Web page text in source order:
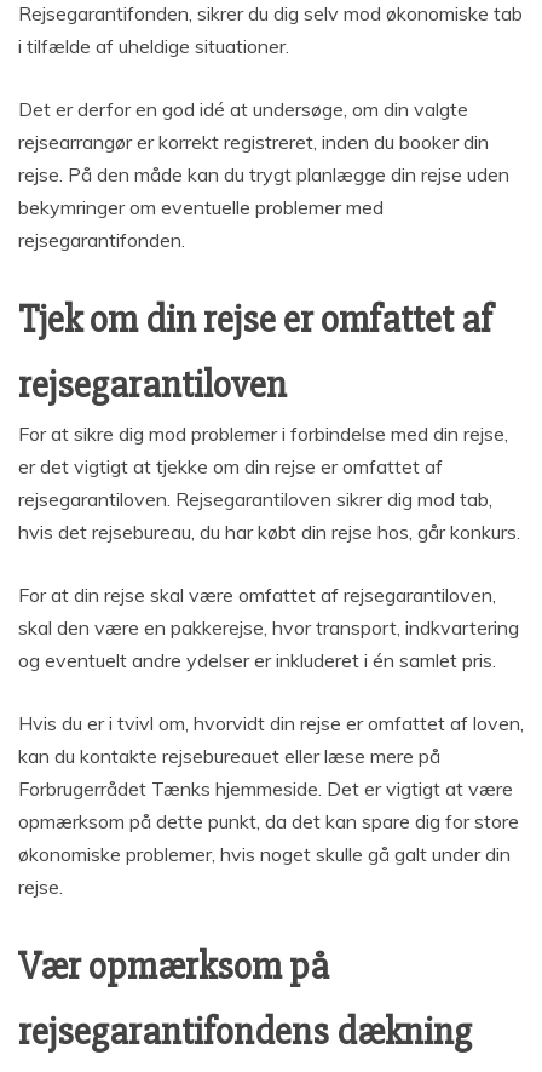
Rejsegarantifonden, sikrer du dig selv mod økonomiske tab
i tilfælde af uheldige situationer.
Det er derfor en god idé at undersøge, om din valgte
rejsearrangør er korrekt registreret, inden du booker din
rejse. På den måde kan du trygt planlægge din rejse uden
bekymringer om eventuelle problemer med
rejsegarantifonden.
Tjek om din rejse er omfattet af
rejsegarantiloven
For at sikre dig mod problemer i forbindelse med din rejse,
er det vigtigt at tjekke om din rejse er omfattet af
rejsegarantiloven. Rejsegarantiloven sikrer dig mod tab,
hvis det rejsebureau, du har købt din rejse hos, går konkurs.
For at din rejse skal være omfattet af rejsegarantiloven,
skal den være en pakkerejse, hvor transport, indkvartering
og eventuelt andre ydelser er inkluderet i én samlet pris.
Hvis du er i tvivl om, hvorvidt din rejse er omfattet af loven,
kan du kontakte rejsebureauet eller læse mere på
Forbrugerrådet Tænks hjemmeside. Det er vigtigt at være
opmærksom på dette punkt, da det kan spare dig for store
økonomiske problemer, hvis noget skulle gå galt under din
rejse.
Vær opmærksom på
rejsegarantifondens dækning